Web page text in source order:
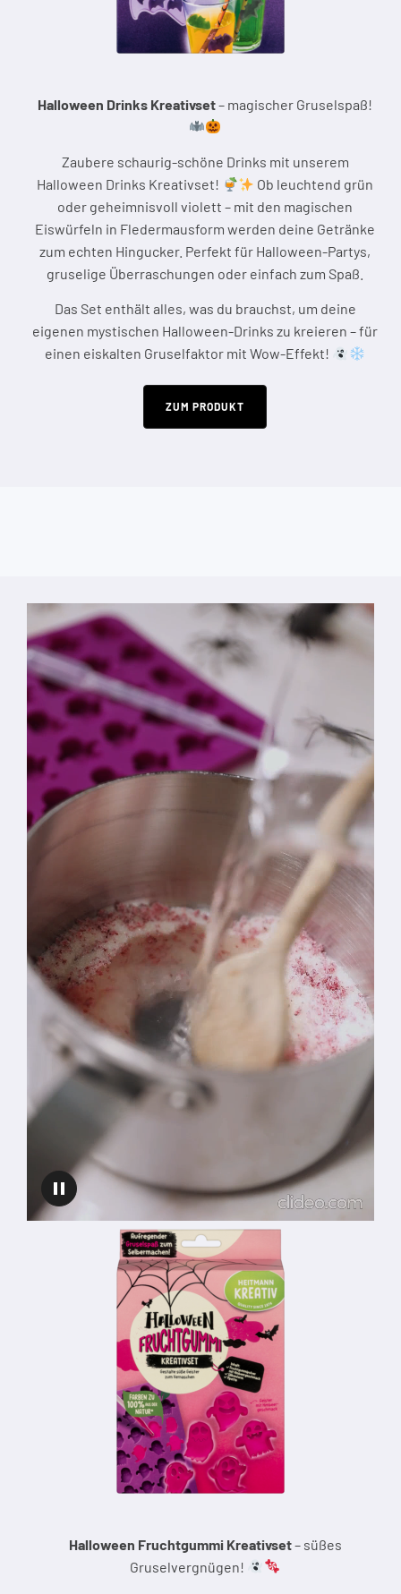
Halloween Drinks Kreativset– magischer Gruselspaß!
Zaubere schaurig-schöne Drinks mit unserem
Halloween Drinks Kreativset!
Ob leuchtend grün
oder geheimnisvoll violett – mit den magischen
Eiswürfeln in Fledermausform werden deine Getränke
zum echten Hingucker. Perfekt für Halloween-Partys,
gruselige Überraschungen oder einfach zum Spaß.
Das Set enthält alles, was du brauchst, um deine
eigenen mystischen Halloween-Drinks zu kreieren – für
einen eiskalten Gruselfaktor mit Wow-Effekt!
ZUM PRODUKT
Halloween Fruchtgummi Kreativset– süßes
Gruselvergnügen!